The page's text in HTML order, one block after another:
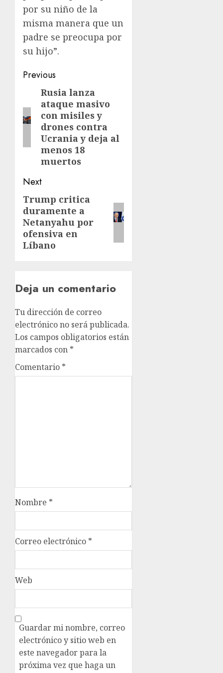
por su niño de la
misma manera que un
padre se preocupa por
su hijo”.
Previous
Rusia lanza
ataque masivo
con misiles y
drones contra
Ucrania y deja al
menos 18
muertos
Next
Trump critica
duramente a
Netanyahu por
ofensiva en
Líbano
Deja un comentario
Tu dirección de correo
electrónico no será publicada.
Los campos obligatorios están
marcados con *
Comentario *
Nombre *
Correo electrónico *
Web
Guardar mi nombre, correo
electrónico y sitio web en
este navegador para la
próxima vez que haga un